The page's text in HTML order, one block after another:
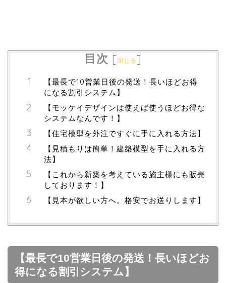
目次 [閉じる ]
【最長で10営業日後の発送！長いほどお得
になる割引システム】
【モッケイデザインは使えば使うほどお得な
システムなんです！】
【住宅模型を外注ですぐに手に入れる方法】
【見積もりは簡単！建築模型を手に入れる方
法】
【これから新築を考えている施主様にも販売
しております！】
【見本が欲しい方へ。格安でお送りします】
【最長で10営業日後の発送！長いほどお
得になる割引システム】